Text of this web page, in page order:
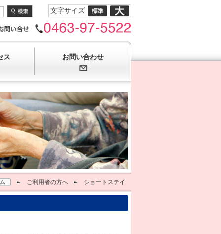
文字サイズ
ス お問い合わせ
ご利用者の方へ ショートステイ